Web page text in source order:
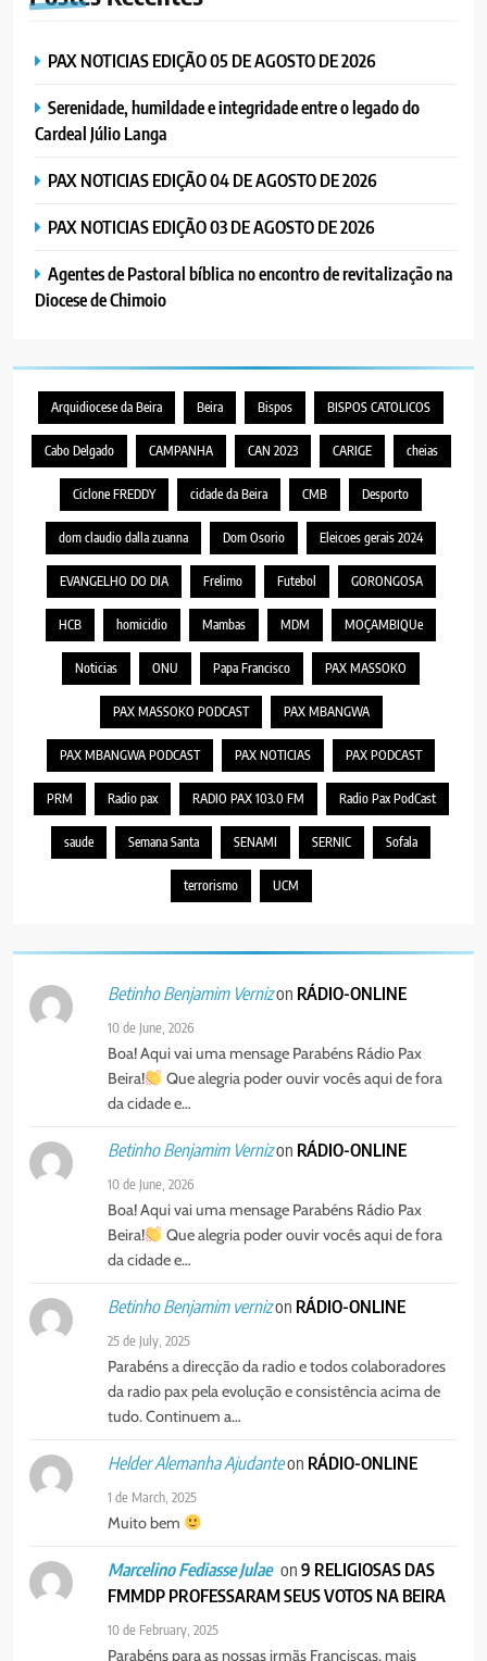
PAX NOTICIAS EDIÇÃO 05 DE AGOSTO DE 2026
Serenidade, humildade e integridade entre o legado do
Cardeal Júlio Langa
PAX NOTICIAS EDIÇÃO 04 DE AGOSTO DE 2026
PAX NOTICIAS EDIÇÃO 03 DE AGOSTO DE 2026
Agentes de Pastoral bíblica no encontro de revitalização na
Diocese de Chimoio
Arquidiocese da Beira Beira Bispos BISPOS CATOLICOS
Cabo Delgado CAMPANHA CAN 2023 CARIGE cheias
Ciclone FREDDY cidade da Beira CMB Desporto
dom claudio dalla zuanna Dom Osorio Eleicoes gerais 2024
EVANGELHO DO DIA Frelimo Futebol GORONGOSA
HCB homicidio Mambas MDM MOÇAMBIQUe
Noticias ONU Papa Francisco PAX MASSOKO
PAX MASSOKO PODCAST PAX MBANGWA
PAX MBANGWA PODCAST PAX NOTICIAS PAX PODCAST
PRM Radio pax RADIO PAX 103.0 FM Radio Pax PodCast
saude Semana Santa SENAMI SERNIC Sofala
terrorismo UCM
Betinho Benjamim Vernizon RÁDIO-ONLINE
10 de June, 2026
Boa! Aqui vai uma mensage Parabéns Rádio Pax
Beira!
Que alegria poder ouvir vocês aqui de fora
da cidade e…
Betinho Benjamim Vernizon RÁDIO-ONLINE
10 de June, 2026
Boa! Aqui vai uma mensage Parabéns Rádio Pax
Beira!
Que alegria poder ouvir vocês aqui de fora
da cidade e…
Betinho Benjamim vernizon RÁDIO-ONLINE
25 de July, 2025
Parabéns a direcção da radio e todos colaboradores
da radio pax pela evolução e consistência acima de
tudo. Continuem a…
Helder Alemanha Ajudanteon RÁDIO-ONLINE
1 de March, 2025
Muito bem
Marcelino Fediasse Julae on9 RELIGIOSAS DAS
FMMDP PROFESSARAM SEUS VOTOS NA BEIRA
10 de February, 2025
Parabéns para as nossas irmãs Franciscas, mais